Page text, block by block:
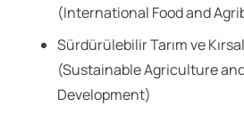
(International Food and
Sürdürülebilir Tarım ve
(Sustainable Agriculture
Development)